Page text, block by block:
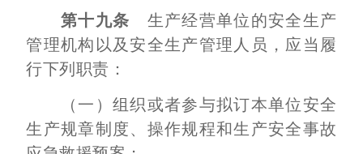
第十九条 生产经营单位的安全生产
管理机构以及安全生产管理人员，应当履
行下列职责：
（一）组织或者参与拟订本单位安全
生产规章制度、操作规程和生产安全事故